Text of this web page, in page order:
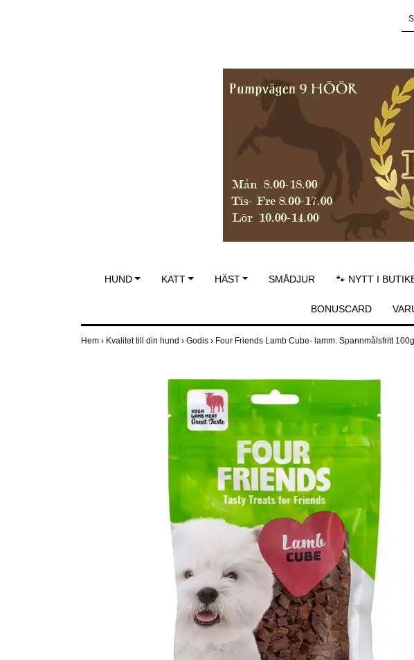
HUND KATT HÄST SMÅDJUR 🐾 NYTT I
BONUSCARD
Hem › Kvalitet till din hund › Godis › Four Friends Lamb Cube- lamm. Spannmålsfritt